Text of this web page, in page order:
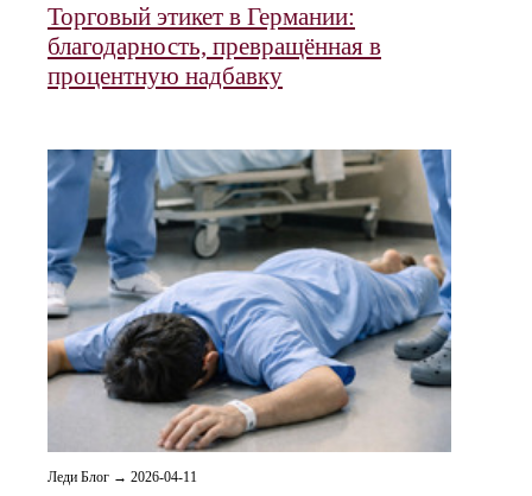
Торговый этикет в Германии:
благодарность, превращённая в
процентную надбавку
Леди Блог → 2026-04-11